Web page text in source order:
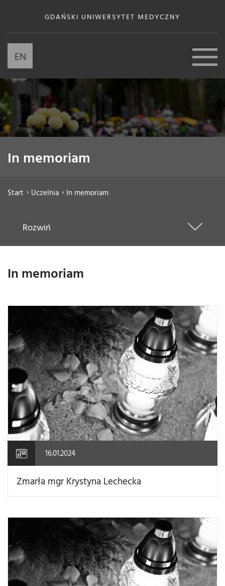
GDAŃSKI UNIWERSYTET MEDYCZNY
EN
In memoriam
Start Uczelnia In memoriam
Rozwiń
In memoriam
16.01.2024
Zmarła mgr Krystyna Lechecka